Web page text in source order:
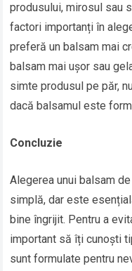
produsului, mirosul sau
factori importanți în
preferă un balsam mai
balsam mai ușor sau
simte produsul pe păr,
dacă balsamul este
Concluzie
Alegerea unui balsam
simplă, dar este
bine îngrijit. Pentru a
important să îți cunoști
sunt formulate pentru